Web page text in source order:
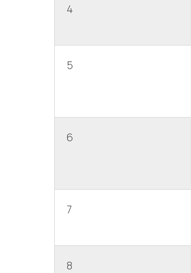
4
5
6
7
8